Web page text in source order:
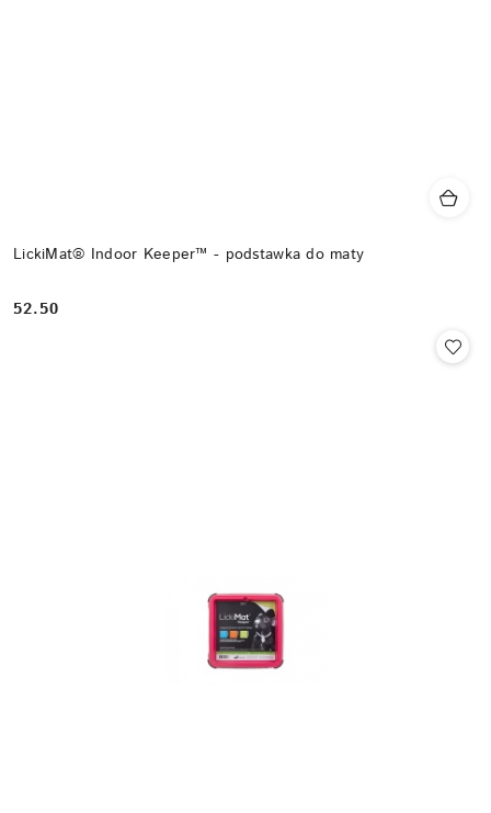
LickiMat® Indoor Keeper™ - podstawka do maty
Cena:
52.50